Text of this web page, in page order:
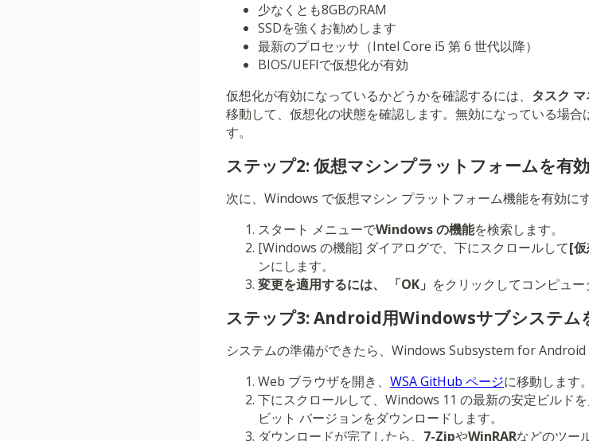
少なくとも8GBのRAM
SSDを強くお勧めします
最新のプロセッサ（Intel Core i5 第 6 世代以降）
BIOS/UEFIで仮想化が有効
仮想化が有効になっているかどうかを確認するには、 タスク
移動して、仮想化の状態を確認します。無効になっている場合
す。
ステップ2: 仮想マシンプラットフォームを有
次に、Windows で仮想マシン プラットフォーム機能を有効に
スタート メニューでWindows の機能を検索します。
[Windows の機能] ダイアログで、下にスクロールして[
ンにします。
変更を適用するには、 「OK」 をクリックしてコンピュー
ステップ3: Android用Windowsサブシステム
システムの準備ができたら、Windows Subsystem for Android
Web ブラウザを開き、 WSA GitHub ページに移動します。
下にスクロールして、Windows 11 の最新の安定ビルド
ビット バージョンをダウンロードします。
ダウンロードが完了したら、 7-ZipやWinRARなどのツー